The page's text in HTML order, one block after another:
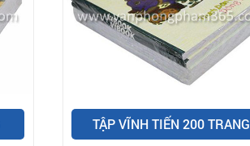
TẬP VĨNH TIẾN 200 TRANG